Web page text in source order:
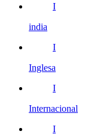
I
india
I
Inglesa
I
Internacional
I